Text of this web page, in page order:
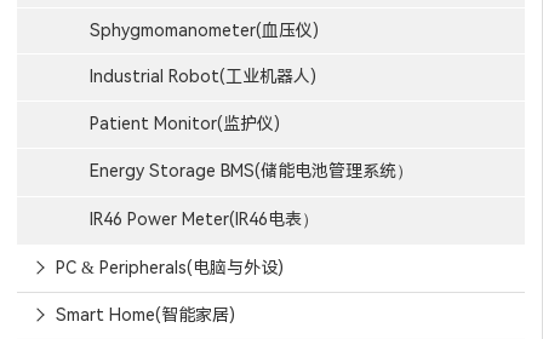
Sphygmomanometer(血压仪)
Industrial Robot(工业机器人)
Patient Monitor(监护仪)
Energy Storage BMS(储能电池管理系统）
IR46 Power Meter(IR46电表）
PC & Peripherals(电脑与外设)
Smart Home(智能家居)